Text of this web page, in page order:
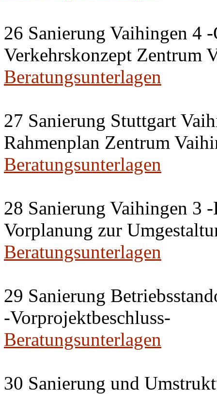
26 Sanierung Vaihingen 4
Verkehrskonzept Zentrum
Beratungsunterlagen
27 Sanierung Stuttgart
Rahmenplan Zentrum
Beratungsunterlagen
28 Sanierung Vaihingen 3
Vorplanung zur
Beratungsunterlagen
29 Sanierung
-Vorprojektbeschluss-
Beratungsunterlagen
30 Sanierung und